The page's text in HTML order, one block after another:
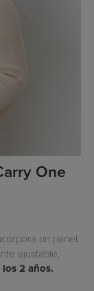
One
un panel
ajustable,
los 2 años.